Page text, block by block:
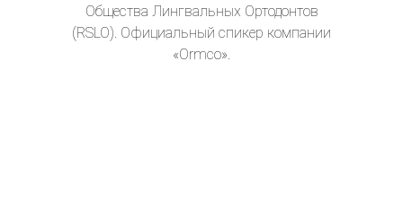
Общества Лингвальных Ортодонтов
(RSLO). Официальный спикер компании
«Ormco».